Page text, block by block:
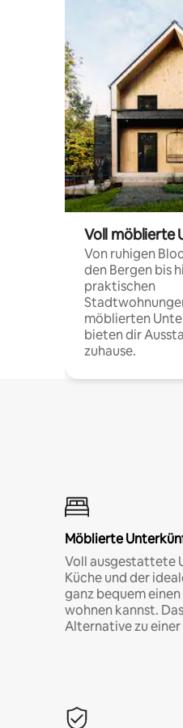
Voll möblierte
Von ruhigen
den Bergen bis
praktischen
möblierten
bieten dir
zuhause.
Möblierte
Voll ausgestattete
Küche und der
ganz bequem
wohnen kannst.
Alternative zu